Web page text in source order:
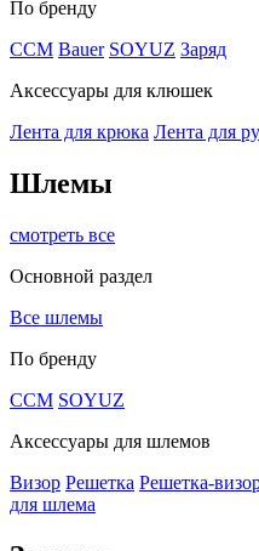
По бренду
CCM Bauer SOYUZ Заряд
Аксессуары для клюшек
Лента для крюка Лента для
Шлемы
смотреть все
Основной раздел
Все шлемы
По бренду
CCM SOYUZ
Аксессуары для шлемов
Визор Решетка Решетка-
для шлема